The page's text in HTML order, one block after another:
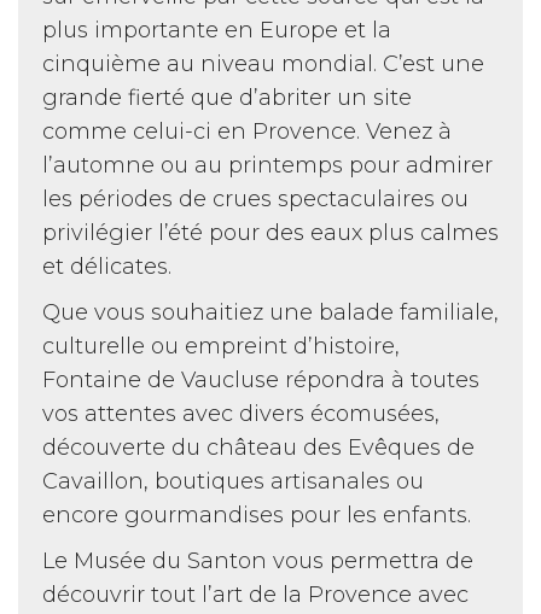
plus importante en Europe et la
cinquième au niveau mondial. C’est une
grande fierté que d’abriter un site
comme celui-ci en Provence. Venez à
l’automne ou au printemps pour admirer
les périodes de crues spectaculaires ou
privilégier l’été pour des eaux plus calmes
et délicates.
Que vous souhaitiez une balade familiale,
culturelle ou empreint d’histoire,
Fontaine de Vaucluse répondra à toutes
vos attentes avec divers écomusées,
découverte du château des Evêques de
Cavaillon, boutiques artisanales ou
encore gourmandises pour les enfants.
Le Musée du Santon vous permettra de
découvrir tout l’art de la Provence avec